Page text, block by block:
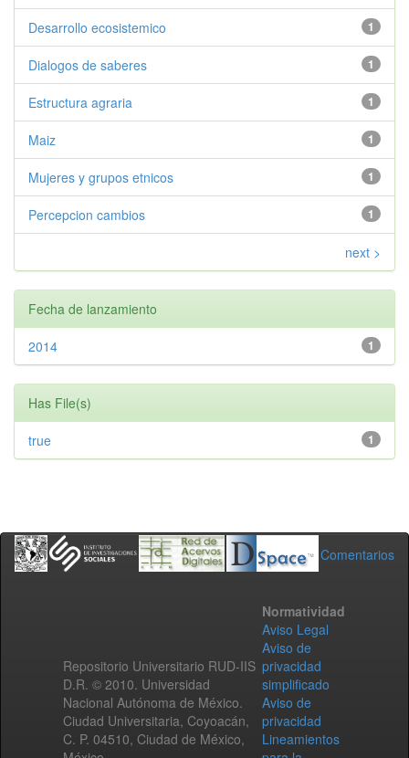
1
Desarrollo ecosistemico
1
Dialogos de saberes
1
Estructura agraria
1
Maiz
1
Mujeres y grupos etnicos
1
Percepcion cambios
next >
Fecha de lanzamiento
1
2014
Has File(s)
1
true
Comentarios
Repositorio Universitario RUD-IIS
D.R. © 2010. Universidad
Nacional Autónoma de México.
Ciudad Universitaria, Coyoacán,
C. P. 04510, Ciudad de México,
Normatividad
Aviso Legal
Aviso de
privacidad
simplificado
Aviso de
privacidad
Lineamientos